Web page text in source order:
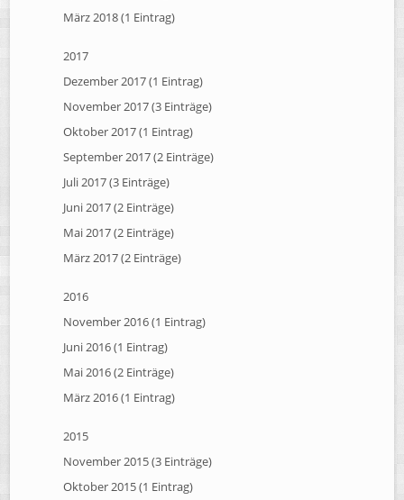
März 2018 (1 Eintrag)
2017
Dezember 2017 (1 Eintrag)
November 2017 (3 Einträge)
Oktober 2017 (1 Eintrag)
September 2017 (2 Einträge)
Juli 2017 (3 Einträge)
Juni 2017 (2 Einträge)
Mai 2017 (2 Einträge)
März 2017 (2 Einträge)
2016
November 2016 (1 Eintrag)
Juni 2016 (1 Eintrag)
Mai 2016 (2 Einträge)
März 2016 (1 Eintrag)
2015
November 2015 (3 Einträge)
Oktober 2015 (1 Eintrag)